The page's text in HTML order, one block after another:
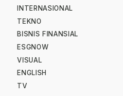
INTERNASIONAL
TEKNO
BISNIS FINANSIAL
ESGNOW
VISUAL
ENGLISH
TV